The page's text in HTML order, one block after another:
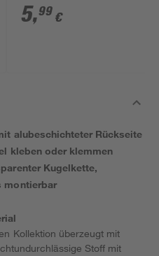
LS 80' anthrazit
5,99 €
alubeschichteter Rückseite
kleben oder klemmen
Kugelkette,
montierbar
Kollektion überzeugt mit
Stoff mit